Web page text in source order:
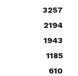
3257
2194
1943
1185
610